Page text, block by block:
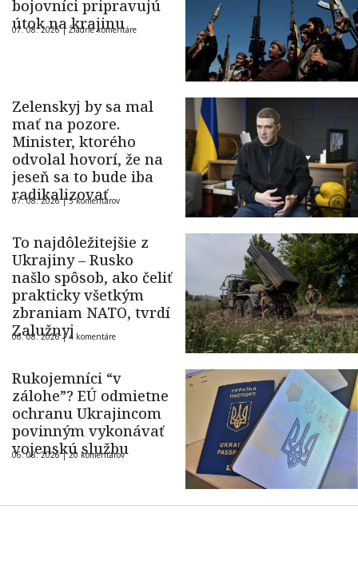
bojovníci pripravujú
útok na krajinu
07. 08. 2026 |Žiadne komentáre
Zelenskyj by sa mal
mať na pozore.
Minister, ktorého
odvolal hovorí, že na
jeseň sa to bude iba
radikalizovať
07. 08. 2026 |5 komentárov
To najdôležitejšie z
Ukrajiny – Rusko
našlo spôsob, ako čeliť
prakticky všetkým
zbraniam NATO, tvrdí
Zalužnyj
06. 08. 2026 |4 komentáre
Rukojemníci “v
zálohe”? EÚ odmietne
ochranu Ukrajincom
povinným vykonávať
vojenskú službu
06. 08. 2026 |20 komentárov